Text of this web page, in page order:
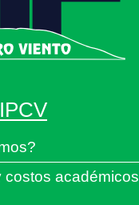
costos académicos